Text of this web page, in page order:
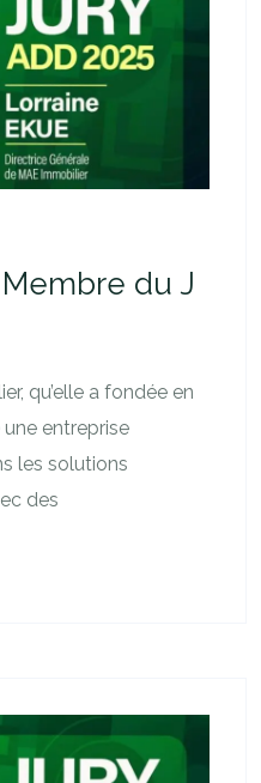
du J
qu’elle a fondée en
une entreprise
les solutions
des